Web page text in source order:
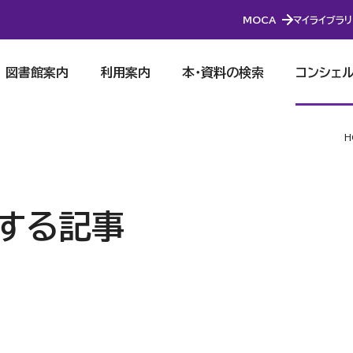
MOCA マイライブラリ
図書館案内 利用案内 本・資料の検索 コンシェ
る記事